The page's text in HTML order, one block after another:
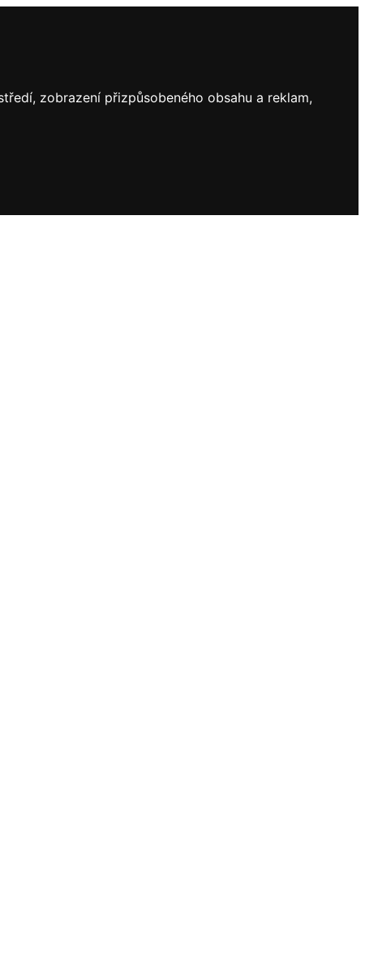
zobrazení přizpůsobeného obsahu a reklam,